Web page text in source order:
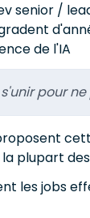
senior /
de l'IA
pour
plupart
les jobs